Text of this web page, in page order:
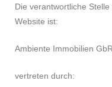
Die verantwortliche
Website ist:
Ambiente Immobilien
vertreten durch: